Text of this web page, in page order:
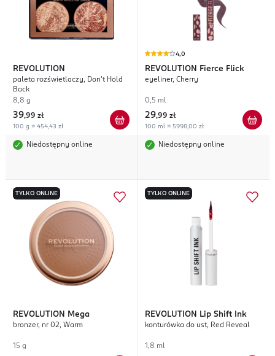
REVOLUTION
paleta rozświetlaczy, Don't Hold
Back
8,8 g
39,99 zł
100 g = 454,43 zł
Niedostępny online
4,0
REVOLUTION Fierce Flick
eyeliner, Cherry
0,5 ml
29,99 zł
100 ml = 5998,00 zł
Niedostępny online
TYLKO ONLINE
REVOLUTION Mega
bronzer, nr 02, Warm
15 g
TYLKO ONLINE
REVOLUTION Lip Shift Ink
konturówka do ust, Red Reveal
1,8 ml